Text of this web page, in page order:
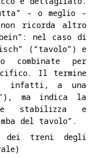
– o meglio –
ricorda altro
nel caso di
(“tavolo”) e
combinate per
Il termine
infatti, a una
ma indica la
stabilizza e
del tavolo”.
dei treni degli